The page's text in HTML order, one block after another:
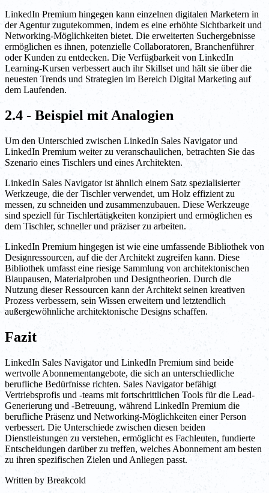
LinkedIn Premium hingegen kann einzelnen digitalen Marketern in
der Agentur zugutekommen, indem es eine erhöhte Sichtbarkeit und
Networking-Möglichkeiten bietet. Die erweiterten Suchergebnisse
ermöglichen es ihnen, potenzielle Collaboratoren, Branchenführer
oder Kunden zu entdecken. Die Verfügbarkeit von LinkedIn
Learning-Kursen verbessert auch ihr Skillset und hält sie über die
neuesten Trends und Strategien im Bereich Digital Marketing auf
dem Laufenden.
2.4 - Beispiel mit Analogien
Um den Unterschied zwischen LinkedIn Sales Navigator und
LinkedIn Premium weiter zu veranschaulichen, betrachten Sie das
Szenario eines Tischlers und eines Architekten.
LinkedIn Sales Navigator ist ähnlich einem Satz spezialisierter
Werkzeuge, die der Tischler verwendet, um Holz effizient zu
messen, zu schneiden und zusammenzubauen. Diese Werkzeuge
sind speziell für Tischlertätigkeiten konzipiert und ermöglichen es
dem Tischler, schneller und präziser zu arbeiten.
LinkedIn Premium hingegen ist wie eine umfassende Bibliothek von
Designressourcen, auf die der Architekt zugreifen kann. Diese
Bibliothek umfasst eine riesige Sammlung von architektonischen
Blaupausen, Materialproben und Designtheorien. Durch die
Nutzung dieser Ressourcen kann der Architekt seinen kreativen
Prozess verbessern, sein Wissen erweitern und letztendlich
außergewöhnliche architektonische Designs schaffen.
Fazit
LinkedIn Sales Navigator und LinkedIn Premium sind beide
wertvolle Abonnementangebote, die sich an unterschiedliche
berufliche Bedürfnisse richten. Sales Navigator befähigt
Vertriebsprofis und -teams mit fortschrittlichen Tools für die Lead-
Generierung und -Betreuung, während LinkedIn Premium die
berufliche Präsenz und Networking-Möglichkeiten einer Person
verbessert. Die Unterschiede zwischen diesen beiden
Dienstleistungen zu verstehen, ermöglicht es Fachleuten, fundierte
Entscheidungen darüber zu treffen, welches Abonnement am besten
zu ihren spezifischen Zielen und Anliegen passt.
Written by Breakcold